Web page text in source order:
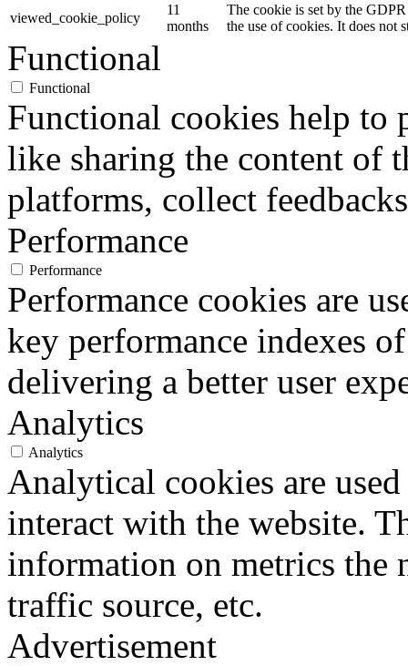
viewed_cookie_policy
11
months
The cookie is set by the
the use of cookies. It does not
Functional
Functional
Functional cookies help to
like sharing the content of
platforms, collect
Performance
Performance
Performance cookies are
key performance indexes
delivering a better user
Analytics
Analytics
Analytical cookies are
interact with the website.
information on metrics the
traffic source, etc.
Advertisement